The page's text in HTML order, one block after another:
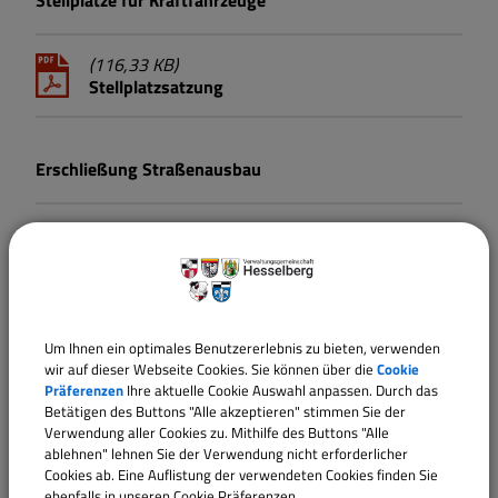
(116,33 KB)
Stellplatzsatzung
Erschließung Straßenausbau
Satzung über die Erhebung von
Straßenausbaubeiträgen Gemeinde
Wittelshofen
(883,84 KB)
Satzung über die Erhebung von
Erschließungsbeiträgen Gemeinde Wittelshofen
Straßenreinigung
Um Ihnen ein optimales Benutzererlebnis zu bieten, verwenden
wir auf dieser Webseite Cookies. Sie können über die Cookie
Präferenzen Ihre aktuelle Cookie Auswahl anpassen. Durch das
Betätigen des Buttons "Alle akzeptieren" stimmen Sie der
Verwendung aller Cookies zu. Mithilfe des Buttons "Alle
ablehnen" lehnen Sie der Verwendung nicht erforderlicher
Cookies ab. Eine Auflistung der verwendeten Cookies finden Sie